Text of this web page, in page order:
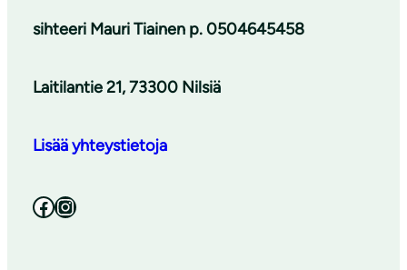
sihteeri Mauri Tiainen p. 0504645458
Laitilantie 21, 73300 Nilsiä
Lisää yhteystietoja
Facebook Instagram